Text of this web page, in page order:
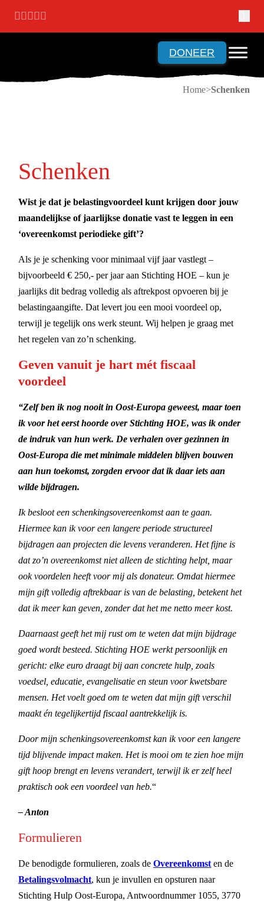
Ga naar hoofdinhoud
Ga naar voettekst
DONEER
Home Schenken
Schenken
Wist je dat je belastingvoordeel kunt krijgen door jouw
maandelijkse of jaarlijkse donatie vast te leggen in een
‘overeenkomst periodieke gift’?
Als je je schenking voor minimaal vijf jaar vastlegt –
bijvoorbeeld € 250,- per jaar aan Stichting HOE – kun je
jaarlijks dit bedrag volledig als aftrekpost opvoeren bij je
belastingaangifte. Dat levert jou een mooi voordeel op,
terwijl je tegelijk ons werk steunt. Wij helpen je graag met
het regelen van zo’n schenking.
Geven vanuit je hart mét fiscaal
voordeel
“Zelf ben ik nog nooit in Oost-Europa geweest, maar toen
ik voor het eerst hoorde over Stichting HOE, was ik onder
de indruk van hun werk. De verhalen over gezinnen in
Oost-Europa die met minimale middelen blijven bouwen
aan hun toekomst, zorgden ervoor dat ik daar iets aan
wilde bijdragen.
Ik besloot een schenkingsovereenkomst aan te gaan.
Hiermee kan ik voor een langere periode structureel
bijdragen aan projecten die levens veranderen. Het fijne is
dat zo’n overeenkomst niet alleen de stichting helpt, maar
ook voordelen heeft voor mij als donateur. Omdat hiermee
mijn gift volledig aftrekbaar is van de belasting, betekent het
dat ik meer kan geven, zonder dat het me netto meer kost.
Daarnaast geeft het mij rust om te weten dat mijn bijdrage
goed wordt besteed. Stichting HOE werkt persoonlijk en
gericht: elke euro draagt bij aan concrete hulp, zoals
voedsel, educatie, evangelisatie en steun voor kwetsbare
mensen. Het voelt goed om te weten dat mijn gift verschil
maakt én tegelijkertijd fiscaal aantrekkelijk is.
Door mijn schenkingsovereenkomst kan ik voor een langere
tijd blijvende impact maken. Het is mooi om te zien hoe mijn
gift hoop brengt en levens verandert, terwijl ik er zelf heel
praktisch ook een voordeel van heb.“
– Anton
Formulieren
De benodigde formulieren, zoals deOvereenkomst en de
Betalingsvolmacht, kun je invullen en opsturen naar
Stichting Hulp Oost-Europa, Antwoordnummer 1055, 3770